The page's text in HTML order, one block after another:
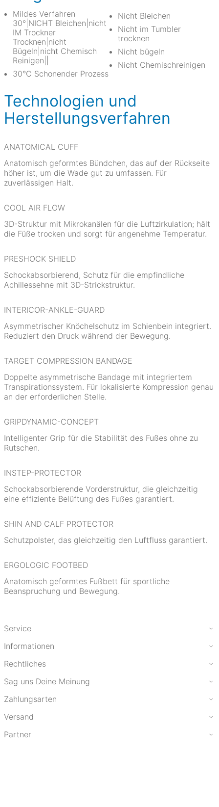
Mildes Verfahren
30°|NICHT Bleichen|nicht
IM Trockner
Trocknen|nicht
Bügeln|nicht Chemisch
Reinigen||
30°C Schonender Prozess
Nicht Bleichen
Nicht im Tumbler
trocknen
Nicht bügeln
Nicht Chemischreinigen
Technologien und
Herstellungsverfahren
ANATOMICAL CUFF
Anatomisch geformtes Bündchen, das auf der Rückseite
höher ist, um die Wade gut zu umfassen. Für
zuverlässigen Halt.
COOL AIR FLOW
3D-Struktur mit Mikrokanälen für die Luftzirkulation; hält
die Füße trocken und sorgt für angenehme Temperatur.
PRESHOCK SHIELD
Schockabsorbierend, Schutz für die empfindliche
Achillessehne mit 3D-Strickstruktur.
INTERICOR-ANKLE-GUARD
Asymmetrischer Knöchelschutz im Schienbein integriert.
Reduziert den Druck während der Bewegung.
TARGET COMPRESSION BANDAGE
Doppelte asymmetrische Bandage mit integriertem
Transpirationssystem. Für lokalisierte Kompression genau
an der erforderlichen Stelle.
GRIPDYNAMIC-CONCEPT
Intelligenter Grip für die Stabilität des Fußes ohne zu
Rutschen.
INSTEP-PROTECTOR
Schockabsorbierende Vorderstruktur, die gleichzeitig
eine effiziente Belüftung des Fußes garantiert.
SHIN AND CALF PROTECTOR
Schutzpolster, das gleichzeitig den Luftfluss garantiert.
ERGOLOGIC FOOTBED
Anatomisch geformtes Fußbett für sportliche
Beanspruchung und Bewegung.
Service
Informationen
Rechtliches
Sag uns Deine Meinung
Zahlungsarten
Versand
Partner